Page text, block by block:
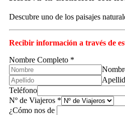
Descubre uno de los paisajes
Recibir información a través de
Nombre Completo *
Teléfono
Nº de Viajeros *
¿Cómo nos de